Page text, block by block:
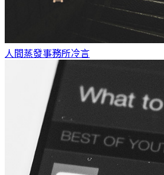
人間蒸發事務所冷言